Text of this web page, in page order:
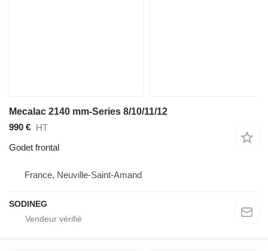
Mecalac 2140 mm-Series 8/10/11/12
990 €
HT
Godet frontal
France, Neuville-Saint-Amand
SODINEG